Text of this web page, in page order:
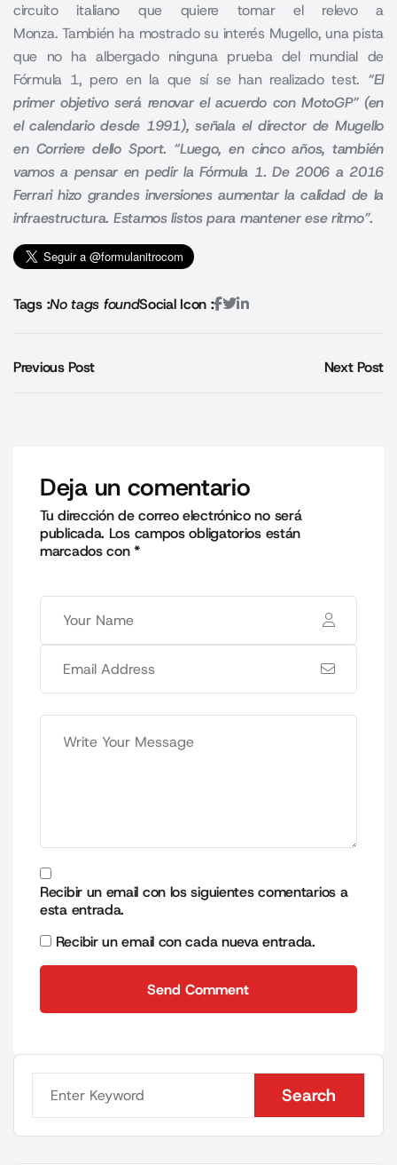
circuito italiano que quiere tomar el relevo a
Monza. También ha mostrado su interés Mugello, una pista
que no ha albergado ninguna prueba del mundial de
Fórmula 1, pero en la que sí se han realizado test. “El
primer objetivo será renovar el acuerdo con MotoGP” (en
el calendario desde 1991), señala el director de Mugello
en Corriere dello Sport. “Luego, en cinco años, también
vamos a pensar en pedir la Fórmula 1. De 2006 a 2016
Ferrari hizo grandes inversiones aumentar la calidad de la
infraestructura. Estamos listos para mantener ese ritmo”.
Tags :No tags foundSocial Icon :
Previous Post Next Post
Deja un comentario
Tu dirección de correo electrónico no será
publicada. Los campos obligatorios están
marcados con*
Recibir un email con los siguientes comentarios a
esta entrada.
Recibir un email con cada nueva entrada.
Send Comment
Search
Search